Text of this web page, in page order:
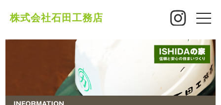
株式会社石田工務店
toggle